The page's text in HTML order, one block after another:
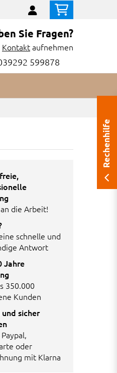
Sie Fragen?
Kontaktaufnehmen
599878
die Arbeit!
schnelle und
Antwort
Jahre
350.000
Kunden
sicher
oder
mit Klarna
Rechenhilfe